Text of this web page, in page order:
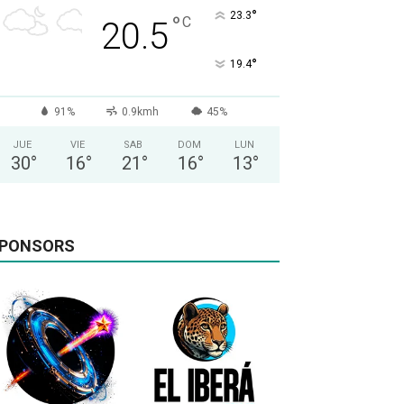
20.5°C 23.3°
19.4°
91% 0.9kmh 45%
JUE
30°
VIE
16°
SAB
21 °
DOM
16°
LUN
13°